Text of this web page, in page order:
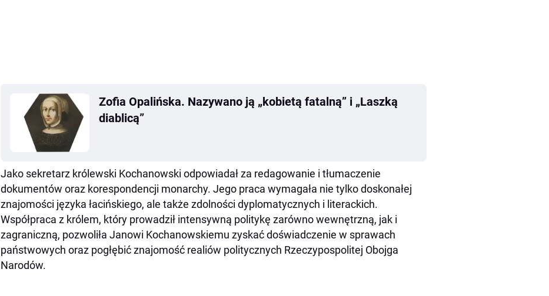
Zofia Opalińska. Nazywano ją „kobietą fatalną” i „Laszką
diablicą”
Jako sekretarz królewski Kochanowski odpowiadał za redagowanie i tłumaczenie
dokumentów oraz korespondencji monarchy. Jego praca wymagała nie tylko doskonałej
znajomości języka łacińskiego, ale także zdolności dyplomatycznych i literackich.
Współpraca z królem, który prowadził intensywną politykę zarówno wewnętrzną, jak i
zagraniczną, pozwoliła Janowi Kochanowskiemu zyskać doświadczenie w sprawach
państwowych oraz pogłębić znajomość realiów politycznych Rzeczypospolitej Obojga
Narodów.